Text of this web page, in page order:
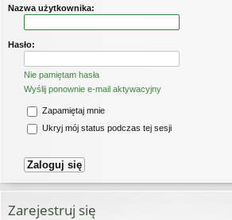
ni
cy
Nazwa użytkownika:
Hasło:
Nie pamiętam hasła
Wyślij ponownie e-mail aktywacyjny
Zapamiętaj mnie
Ukryj mój status podczas tej sesji
Zarejestruj się